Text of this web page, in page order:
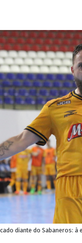
diante do Sabaneros: à